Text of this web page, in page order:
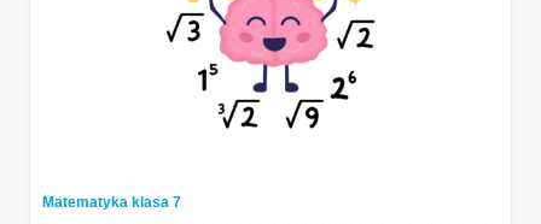
Matematyka klasa 7